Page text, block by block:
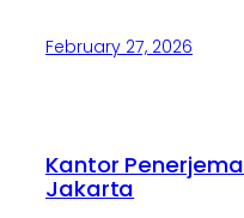
February 27, 2026
Kantor
Jakarta